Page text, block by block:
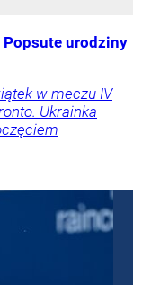
Popsute urodziny
w meczu IV
Ukrainka